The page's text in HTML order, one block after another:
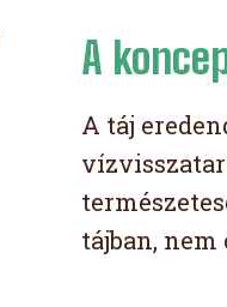
A
A táj
tájban,